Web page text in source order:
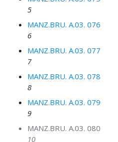
5
MANZ.BRU. A.03. 076
6
MANZ.BRU. A.03. 077
7
MANZ.BRU. A.03. 078
8
MANZ.BRU. A.03. 079
9
MANZ.BRU. A.03. 080
10